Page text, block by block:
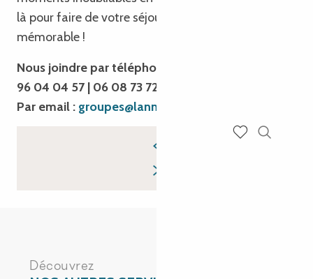
là pour faire de votre séjour une expérience
mémorable !
Nous joindre par téléphone : 02 96 05 54 31 | 02
96 04 04 57 | 06 08 73 72 16
Par email : groupes@lannion-tregor.com
Découvrez